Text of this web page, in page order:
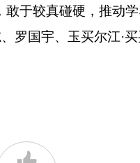
于较真碰硬，推动
罗国宇、玉买尔江·